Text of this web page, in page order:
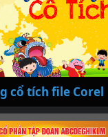
cổ tích file Corel